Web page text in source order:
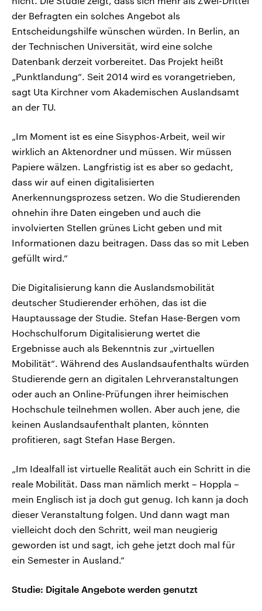
der Befragten ein solches Angebot als
Entscheidungshilfe wünschen würden. In Berlin, an
der Technischen Universität, wird eine solche
Datenbank derzeit vorbereitet. Das Projekt heißt
„Punktlandung“. Seit 2014 wird es vorangetrieben,
sagt Uta Kirchner vom Akademischen Auslandsamt
an der TU.
„Im Moment ist es eine Sisyphos-Arbeit, weil wir
wirklich an Aktenordner und müssen. Wir müssen
Papiere wälzen. Langfristig ist es aber so gedacht,
dass wir auf einen digitalisierten
Anerkennungsprozess setzen. Wo die Studierenden
ohnehin ihre Daten eingeben und auch die
involvierten Stellen grünes Licht geben und mit
Informationen dazu beitragen. Dass das so mit Leben
gefüllt wird.“
Die Digitalisierung kann die Auslandsmobilität
deutscher Studierender erhöhen, das ist die
Hauptaussage der Studie. Stefan Hase-Bergen vom
Hochschulforum Digitalisierung wertet die
Ergebnisse auch als Bekenntnis zur „virtuellen
Mobilität“. Während des Auslandsaufenthalts würden
Studierende gern an digitalen Lehrveranstaltungen
oder auch an Online-Prüfungen ihrer heimischen
Hochschule teilnehmen wollen. Aber auch jene, die
keinen Auslandsaufenthalt planten, könnten
profitieren, sagt Stefan Hase Bergen.
„Im Idealfall ist virtuelle Realität auch ein Schritt in die
reale Mobilität. Dass man nämlich merkt – Hoppla –
mein Englisch ist ja doch gut genug. Ich kann ja doch
dieser Veranstaltung folgen. Und dann wagt man
vielleicht doch den Schritt, weil man neugierig
geworden ist und sagt, ich gehe jetzt doch mal für
ein Semester in Ausland.“
Studie: Digitale Angebote werden genutzt